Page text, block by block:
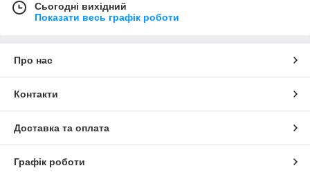
Сьогодні вихідний
Показати весь графік роботи
Про нас
Контакти
Доставка та оплата
Графік роботи